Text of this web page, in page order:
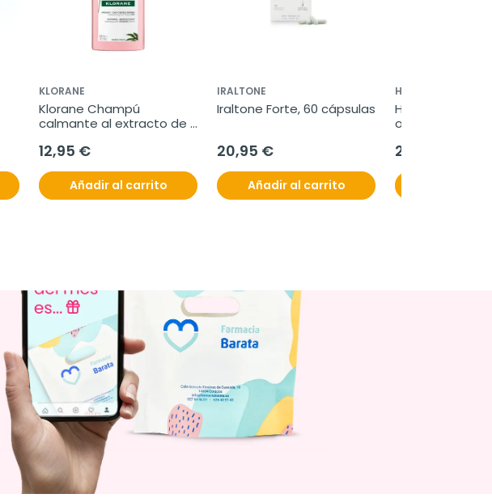
KLORANE
Klorane Champú
calmante al extracto de
12,95 €
Añadir al carrito
IRALTONE
Iraltone Forte, 60 cápsulas
20,95 €
Añadir al carrito
HELIOCARE
Heliocare, 90
orales
29,95 €